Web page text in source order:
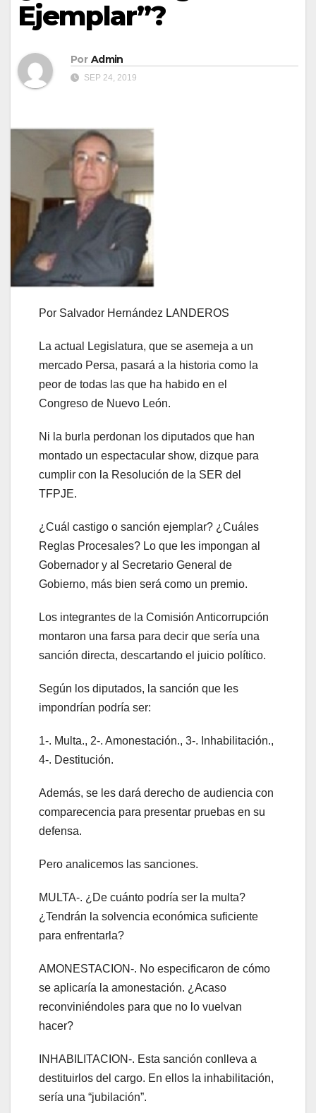
Ejemplar”?
Por Admin
SEP 24, 2019
Por Salvador Hernández LANDEROS
La actual Legislatura, que se asemeja a un
mercado Persa, pasará a la historia como la
peor de todas las que ha habido en el
Congreso de Nuevo León.
Ni la burla perdonan los diputados que han
montado un espectacular show, dizque para
cumplir con la Resolución de la SER del
TFPJE.
¿Cuál castigo o sanción ejemplar? ¿Cuáles
Reglas Procesales? Lo que les impongan al
Gobernador y al Secretario General de
Gobierno, más bien será como un premio.
Los integrantes de la Comisión Anticorrupción
montaron una farsa para decir que sería una
sanción directa, descartando el juicio político.
Según los diputados, la sanción que les
impondrían podría ser:
1-. Multa., 2-. Amonestación., 3-. Inhabilitación.,
4-. Destitución.
Además, se les dará derecho de audiencia con
comparecencia para presentar pruebas en su
defensa.
Pero analicemos las sanciones.
MULTA-. ¿De cuánto podría ser la multa?
¿Tendrán la solvencia económica suficiente
para enfrentarla?
AMONESTACION-. No especificaron de cómo
se aplicaría la amonestación. ¿Acaso
reconviniéndoles para que no lo vuelvan
hacer?
INHABILITACION-. Esta sanción conlleva a
destituirlos del cargo. En ellos la inhabilitación,
sería una “jubilación”.